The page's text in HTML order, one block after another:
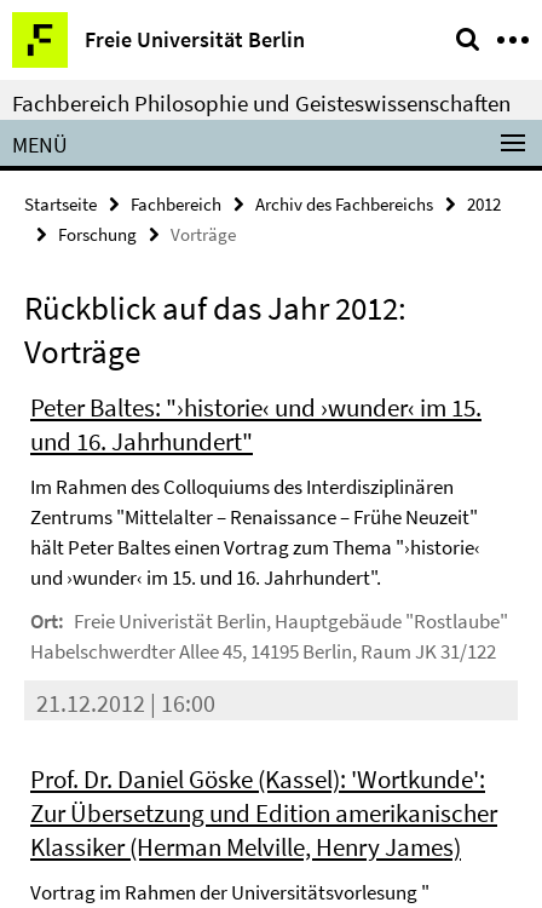
Springe
direkt
zu
Inhalt
Freie Universität Berlin
Service-
Navigation
Fachbereich Philosophie und Geisteswissenschaften
MENÜ
Startseite Fachbereich Archiv des Fachbereichs
2012
Forschung
Vorträge
Rückblick auf das Jahr 2012:
Vorträge
Peter Baltes: "›historie‹ und ›wunder‹ im 15.
und 16. Jahrhundert"
Im Rahmen des Colloquiums des Interdisziplinären
Zentrums "Mittelalter – Renaissance – Frühe Neuzeit"
hält Peter Baltes einen Vortrag zum Thema "›historie‹
und ›wunder‹ im 15. und 16. Jahrhundert".
Ort: Freie Univeristät Berlin, Hauptgebäude "Rostlaube"
Habelschwerdter Allee 45, 14195 Berlin, Raum JK 31/122
21.12.2012 | 16:00
Prof. Dr. Daniel Göske (Kassel): 'Wortkunde':
Zur Übersetzung und Edition amerikanischer
Klassiker (Herman Melville, Henry James)
Vortrag im Rahmen der Universitätsvorlesung "